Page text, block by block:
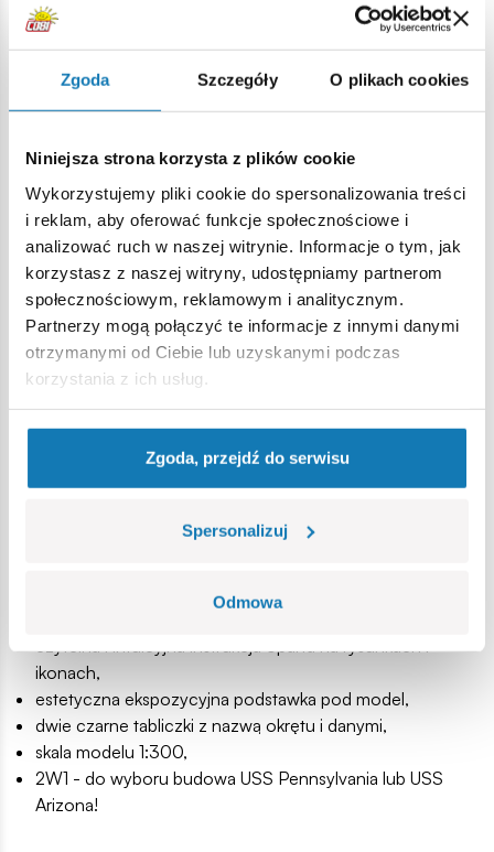
Zgoda Szczegóły O plikach cookies
Niniejsza strona korzysta z plików cookie
Wykorzystujemy pliki cookie do spersonalizowania treści
i reklam, aby oferować funkcje społecznościowe i
analizować ruch w naszej witrynie. Informacje o tym, jak
korzystasz z naszej witryny, udostępniamy partnerom
społecznościowym, reklamowym i analitycznym.
Partnerzy mogą połączyć te informacje z innymi danymi
otrzymanymi od Ciebie lub uzyskanymi podczas
korzystania z ich usług.
Zgoda, przejdź do serwisu
Spersonalizuj
Odmowa
stając się symbolem japońskiego ataku. Wrak pancernika
nigdy nie został wydobyty. Wystające ponad powierzchnię
wody elementy nadbudowy usunięto, pozostawiając
czasie ataku na Pearl Harbor, USS Pennsylvania została
światową na Pacyfiku, przechodząc kolejne modernizacje.
Podczas bitwy w cieśninie Surigao (25 października 1944)
Pennsylvania została trafiona torpedą. Poważne
uszkodzenia napędu spowodowały, że naprawa nie była
opłacalna. Przestarzały już okręt w 1946 roku stał się celem
podczas testów broni nuklearnej.
2088 wysokiej jakości elementów,
wyprodukowane w UE przez firmę z ponad 35-letnią
spełniają normy bezpieczeństwa dotyczące produktów
w pełni kompatybilne z innymi markami klocków
klocki z nadrukami nie odkształcają się i nie bledną w
czytelna i intuicyjna instrukcja oparta na rysunkach i
ikonach,
estetyczna ekspozycyjna podstawka pod model,
dwie czarne tabliczki z nazwą okrętu i danymi,
skala modelu 1:300,
2W1 - do wyboru budowa USS Pennsylvania lub USS
Arizona!